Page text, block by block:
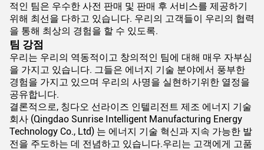
적인 팀은 우수한 사전 판매 및 판매 후 서비스를 제공하기
위해 최선을 다하고 있습니다. 우리의 고객들이 우리의 협력
을 통해 최상의 경험을 할 수 있도록.
팀 강점
우리는 우리의 역동적이고 창의적인 팀에 대해 매우 자부심
을 가지고 있습니다. 그들은 에너지 기술 분야에서 풍부한
경험을 가지고 있으며 우리의 사명을 실현하기위한 열정을
공유합니다.
결론적으로, 칭다오 선라이즈 인텔리전트 제조 에너지 기술
회사 (Qingdao Sunrise Intelligent Manufacturing Energy
Technology Co., Ltd) 는 에너지 기술 혁신과 지속 가능한 발
전을 주도하는 데 전념하고 있습니다.우리는 고객에게 고품